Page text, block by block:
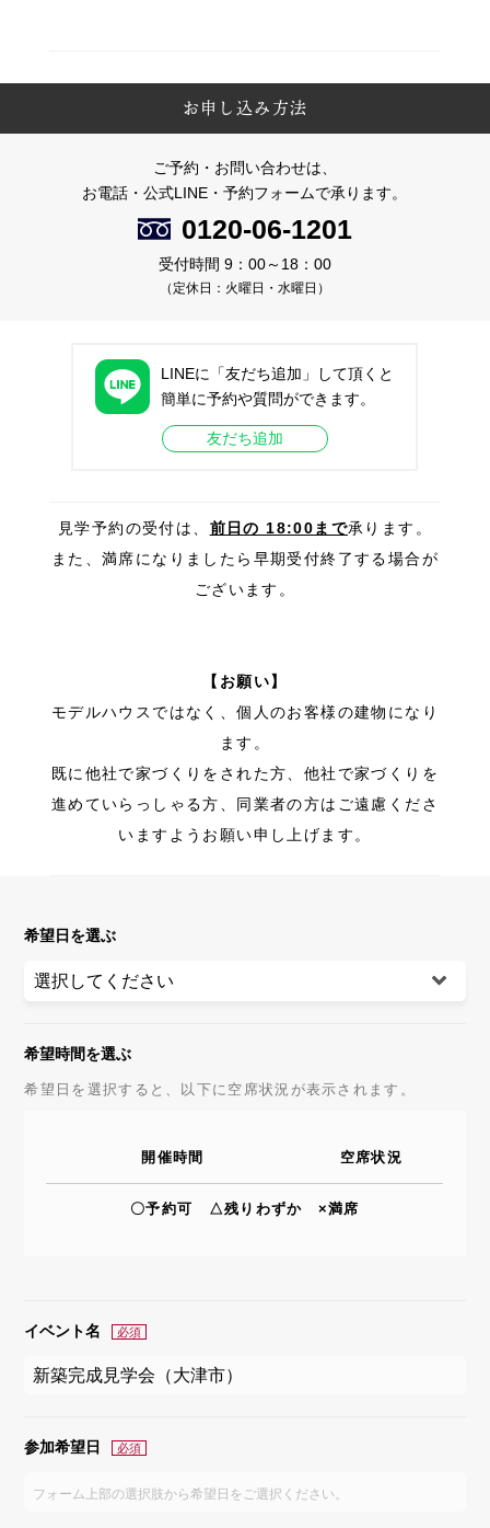
お申し込み方法
ご予約・お問い合わせは、
お電話・公式LINE・予約フォームで承ります。
0120-06-1201
受付時間 9：00～18：00
（定休日：火曜日・水曜日）
LINEに「友だち追加」して頂くと
簡単に予約や質問ができます。
友だち追加
見学予約の受付は、 前日の 18:00まで承ります。
また、満席になりましたら早期受付終了する場合が
ございます。
【お願い】
モデルハウスではなく、個人のお客様の建物になり
ます。
既に他社で家づくりをされた方、他社で家づくりを
進めていらっしゃる方、同業者の方はご遠慮くださ
いますようお願い申し上げます。
希望日を選ぶ
希望時間を選ぶ
希望日を選択すると、以下に空席状況が表示されます。
開催時間 空席状況
〇予約可 △残りわずか ×満席
イベント名
参加希望日